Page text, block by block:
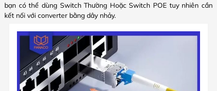
bạn có thể dùng Switch Thường Hoặc Switch POE tuy nhiên cần
kết nối với converter bằng dây nhảy.